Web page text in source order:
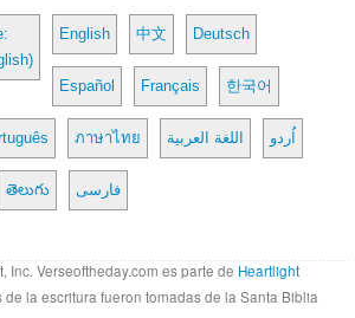
English 中文 Deutsch
Español Français 한국어
ภาษาไทย اللغة العربية اُردو
తెలుగు فارسی
Inc. Verseoftheday.com es parte de Heartlight
de la escritura fueron tomadas de la Santa Biblia